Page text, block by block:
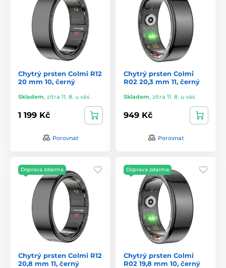
Chytrý prsten Colmi R12
20 mm 10, černý
Skladem, zítra 11. 8. u vás
1 199 Kč
Porovnat
Chytrý prsten Colmi
R02 20,3 mm 11, černý
Skladem, zítra 11. 8. u vás
949 Kč
Porovnat
Doprava zdarma
Chytrý prsten Colmi R12
20,8 mm 11, černý
Doprava zdarma
Chytrý prsten Colmi
R02 19,8 mm 10, černý